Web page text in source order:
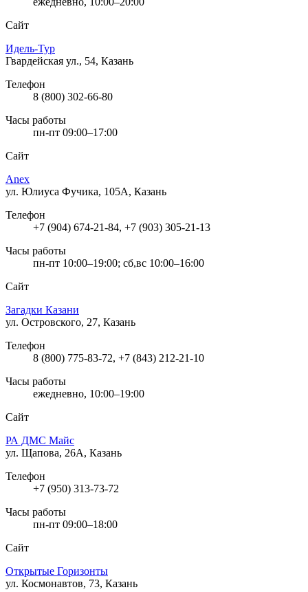
Сайт
Идель-Тур
Гвардейская ул., 54, Казань
Телефон
8 (800) 302-66-80
Часы работы
пн-пт 09:00–17:00
Сайт
Anex
ул. Юлиуса Фучика, 105А, Казань
Телефон
+7 (904) 674-21-84, +7 (903) 305-21-13
Часы работы
пн-пт 10:00–19:00; сб,вс 10:00–16:00
Сайт
Загадки Казани
ул. Островского, 27, Казань
Телефон
8 (800) 775-83-72, +7 (843) 212-21-10
Часы работы
ежедневно, 10:00–19:00
Сайт
РА ДМС Майс
ул. Щапова, 26А, Казань
Телефон
+7 (950) 313-73-72
Часы работы
пн-пт 09:00–18:00
Сайт
Открытые Горизонты
ул. Космонавтов, 73, Казань